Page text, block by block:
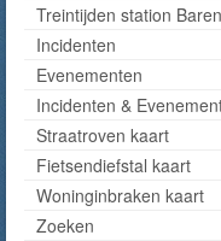
Treintijden station
Incidenten
Evenementen
Incidenten &
Straatroven kaart
Fietsendiefstal kaart
Woninginbraken kaart
Zoeken